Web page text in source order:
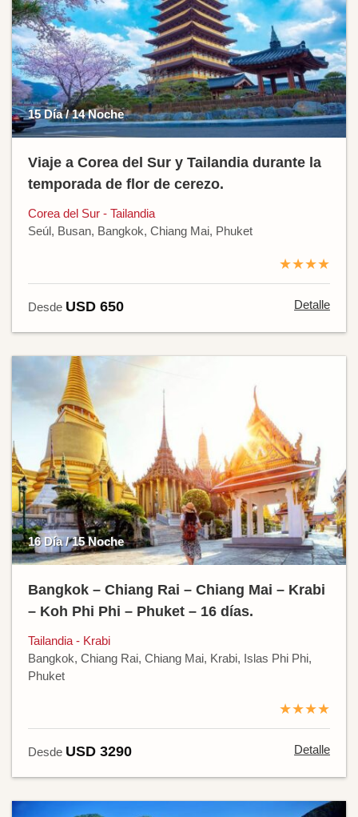
15 Día / 14 Noche
Viaje a Corea del Sur y Tailandia durante la
temporada de flor de cerezo.
Corea del Sur - Tailandia
Seúl, Busan, Bangkok, Chiang Mai, Phuket
★★★★
Desde USD 650 Detalle
16 Día / 15 Noche
Bangkok – Chiang Rai – Chiang Mai – Krabi
– Koh Phi Phi – Phuket – 16 días.
Tailandia - Krabi
Bangkok, Chiang Rai, Chiang Mai, Krabi, Islas Phi Phi,
Phuket
★★★★
Desde USD 3290 Detalle